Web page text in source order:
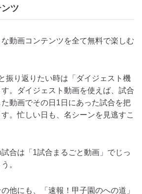
ツ
動画コンテンツを全て無料で楽しむ
振り返りたい時は「ダイジェスト機
。ダイジェスト動画を使えば、試合
動画でその日1日にあった試合を把
。忙しい日も、名シーンを見逃すこ
合は「1試合まるごと動画」でじっ
。
他にも、「速報！甲子園のへの道」